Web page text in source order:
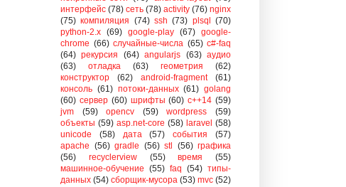
интерфейс (78) сеть (78) activity (76) nginx
(75) компиляция (74) ssh (73) plsql (70)
python-2.x (69) google-play (67) google-
chrome (66) случайные-числа (65) c#-faq
(64) рекурсия (64) angularjs (63) аудио
(63)
отладка (63) геометрия
(62)
конструктор
(62) android-fragment
(61)
консоль (61) потоки-данных (61) golang
(60) сервер (60) шрифты (60) c++14 (59)
jvm
(59) opencv (59) wordpress
(59)
объекты (59) asp.net-core (58) laravel (58)
unicode
(58) дата (57) события
(57)
apache (56) gradle (56) stl (56) графика
(56)
recyclerview (55) время
(55)
машинное-обучение (55) faq (54) типы-
данных (54) сборщик-мусора (53) mvc (52)